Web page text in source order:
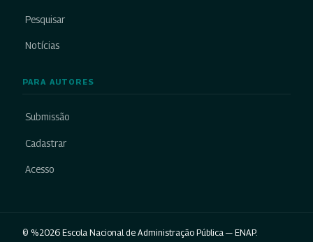
Pesquisar
Notícias
PARA AUTORES
Submissão
Cadastrar
Acesso
© %2026 Escola Nacional de Administração Pública — ENAP.